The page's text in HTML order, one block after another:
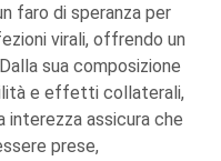
faro di speranza per
virali, offrendo un
sua composizione
e effetti collaterali,
interezza assicura che
prese,